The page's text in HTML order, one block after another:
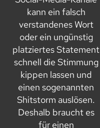
kann ein falsch
verstandenes Wort
oder ein ungünstig
platziertes Statement
schnell die Stimmung
kippen lassen und
einen sogenannten
Shitstorm auslösen.
Deshalb braucht es
für einen